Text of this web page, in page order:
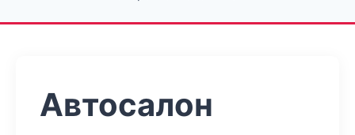
Автосалон